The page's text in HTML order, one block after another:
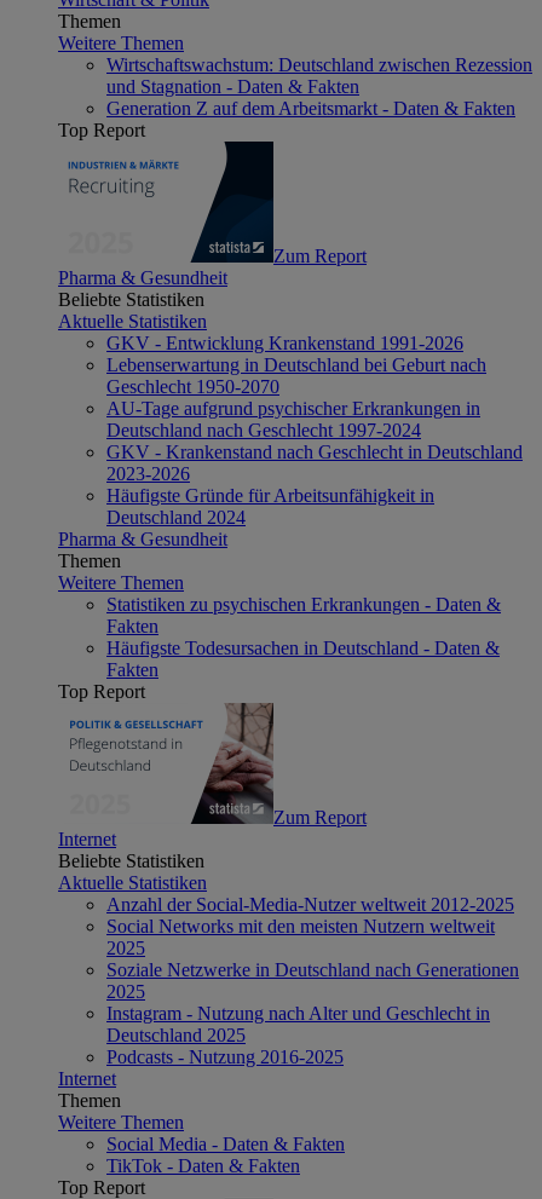
Themen
Weitere Themen
Wirtschaftswachstum: Deutschland zwischen Rezession
und Stagnation - Daten & Fakten
Generation Z auf dem Arbeitsmarkt - Daten & Fakten
Top Report
Zum Report
Pharma & Gesundheit
Beliebte Statistiken
Aktuelle Statistiken
GKV - Entwicklung Krankenstand 1991-2026
Lebenserwartung in Deutschland bei Geburt nach
Geschlecht 1950-2070
AU-Tage aufgrund psychischer Erkrankungen in
Deutschland nach Geschlecht 1997-2024
GKV - Krankenstand nach Geschlecht in Deutschland
2023-2026
Häufigste Gründe für Arbeitsunfähigkeit in
Deutschland 2024
Pharma & Gesundheit
Themen
Weitere Themen
Statistiken zu psychischen Erkrankungen - Daten &
Fakten
Häufigste Todesursachen in Deutschland - Daten &
Fakten
Top Report
Zum Report
Internet
Beliebte Statistiken
Aktuelle Statistiken
Anzahl der Social-Media-Nutzer weltweit 2012-2025
Social Networks mit den meisten Nutzern weltweit
2025
Soziale Netzwerke in Deutschland nach Generationen
2025
Instagram - Nutzung nach Alter und Geschlecht in
Deutschland 2025
Podcasts - Nutzung 2016-2025
Internet
Themen
Weitere Themen
Social Media - Daten & Fakten
TikTok - Daten & Fakten
Top Report